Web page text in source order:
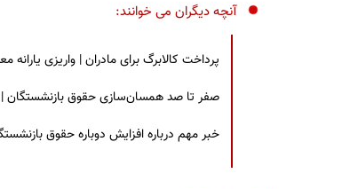
آنچه دیگران می خوانند:
پرداخت کالابرگ برای مادران | واریزی یارانه معیشتی با 30 درصد افزایش | چه کسانی مشمول این
صفر تا صد همسان‌سازی حقوق بازنشستگان | زمان نهایی
خبر مهم درباره افزایش دوباره حقوق